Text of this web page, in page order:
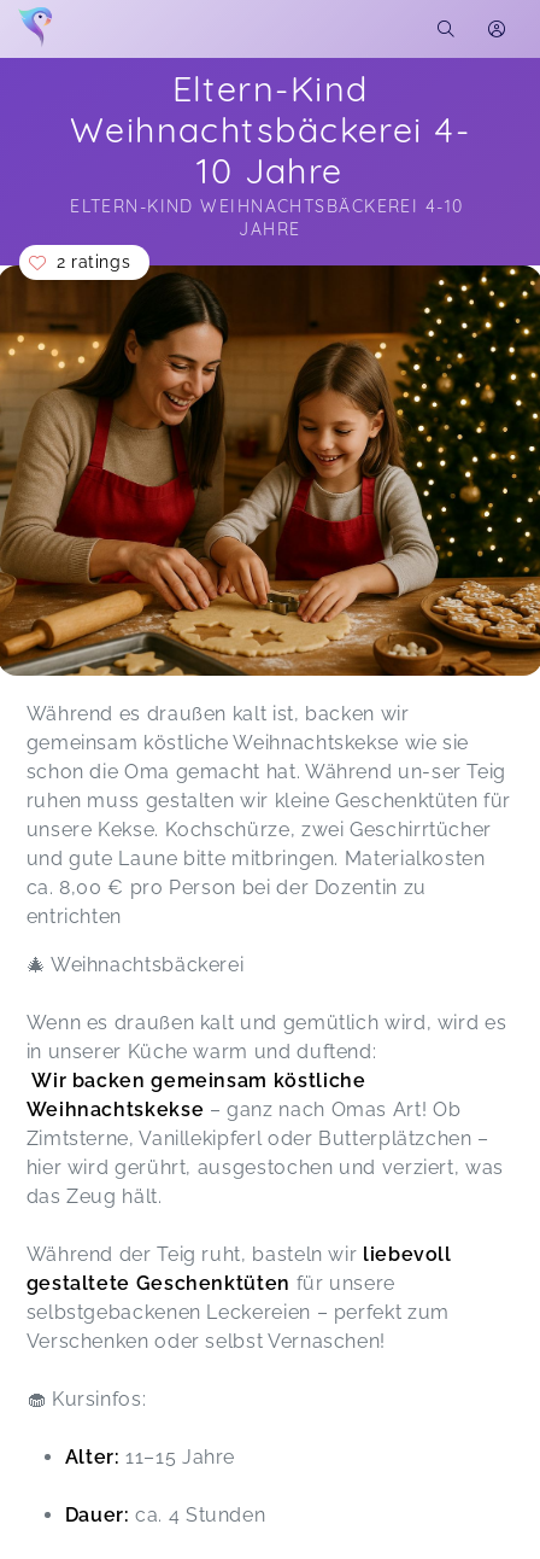
Eltern-Kind
Weihnachtsbäckerei 4-
10 Jahre
ELTERN-KIND WEIHNACHTSBÄCKEREI 4-10
JAHRE
Soon you will learn more about me here...
2 ratings
Während es draußen kalt ist, backen wir
gemeinsam köstliche Weihnachtskekse wie sie
schon die Oma gemacht hat. Während un-ser Teig
ruhen muss gestalten wir kleine Geschenktüten für
unsere Kekse. Kochschürze, zwei Geschirrtücher
und gute Laune bitte mitbringen. Materialkosten
ca. 8,00 € pro Person bei der Dozentin zu
entrichten
🎄 Weihnachtsbäckerei
Wenn es draußen kalt und gemütlich wird, wird es
in unserer Küche warm und duftend:
Wir backen gemeinsam köstliche
Weihnachtskekse – ganz nach Omas Art! Ob
Zimtsterne, Vanillekipferl oder Butterplätzchen –
hier wird gerührt, ausgestochen und verziert, was
das Zeug hält.
Während der Teig ruht, basteln wir liebevoll
gestaltete Geschenktüten für unsere
selbstgebackenen Leckereien – perfekt zum
Verschenken oder selbst Vernaschen!
🧁 Kursinfos:
Alter: 11–15 Jahre
Dauer: ca. 4 Stunden